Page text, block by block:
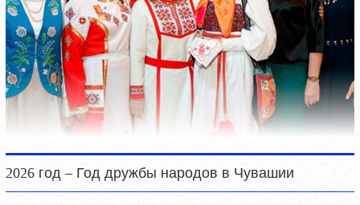
2026 год – Год дружбы народов в Чувашии